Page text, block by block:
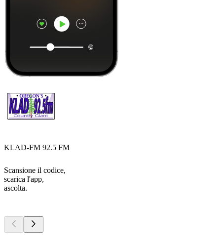
KLAD-FM 92.5 FM
Scansione il codice,
scarica l'app,
ascolta.